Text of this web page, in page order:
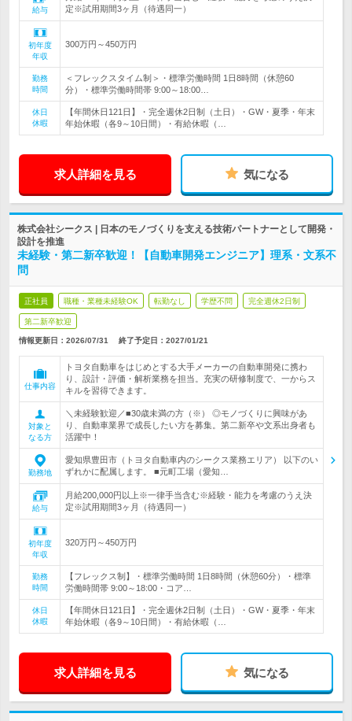
給与
定※試用期間3ヶ月（待遇同一）
初年度
年収
300万円～450万円
勤務
時間
＜フレックスタイム制＞・標準労働時間 1日8時間（休憩60
分）・標準労働時間帯 9:00～18:00…
休日
休暇
【年間休日121日】・完全週休2日制（土日）・GW・夏季・年末
年始休暇（各9～10日間）・有給休暇（…
求人詳細を見る 気になる
株式会社シークス | 日本のモノづくりを支える技術パートナーとして開発・
設計を推進
未経験・第二新卒歓迎！【自動車開発エンジニア】理系・文系不
問
正社員 職種・業種未経験OK 転勤なし 学歴不問 完全週休2日制
第二新卒歓迎
情報更新日：2026/07/31 終了予定日： 2027/01/21
仕事内容
トヨタ自動車をはじめとする大手メーカーの自動車開発に携わ
り、設計・評価・解析業務を担当。充実の研修制度で、一からス
キルを習得できます。
対象と
なる方
＼未経験歓迎／■30歳未満の方（※） ◎モノづくりに興味があ
り、自動車業界で成長したい方を募集。第二新卒や文系出身者も
活躍中！
勤務地
愛知県豊田市（トヨタ自動車内のシークス業務エリア） 以下のい
ずれかに配属します。 ■元町工場（愛知…
給与
月給200,000円以上※一律手当含む※経験・能力を考慮のうえ決
定※試用期間3ヶ月（待遇同一）
初年度
年収
320万円～450万円
勤務
時間
【フレックス制】・標準労働時間 1日8時間（休憩60分）・標準
労働時間帯 9:00～18:00・コア…
休日
休暇
【年間休日121日】・完全週休2日制（土日）・GW・夏季・年末
年始休暇（各9～10日間）・有給休暇（…
求人詳細を見る 気になる